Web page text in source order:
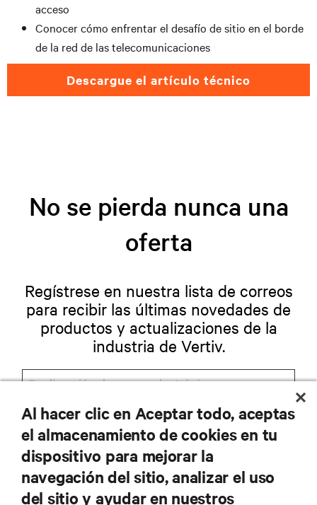
acceso
Conocercómo enfrentar el desafío de sitio en el borde
de la red de las telecomunicaciones
Descargue el artículo técnico
No se pierda nunca una
oferta
Regístrese en nuestra lista de correos
para recibir las últimas novedades de
productos y actualizaciones de la
industria de Vertiv.
REGISTRARSE
Al hacer clic en Aceptar todo, aceptas
el almacenamiento de cookies en tu
dispositivo para mejorar la
navegación del sitio, analizar el uso
del sitio y ayudar en nuestros